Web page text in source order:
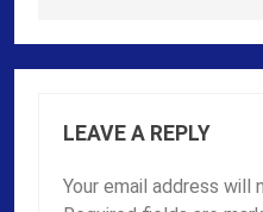
LEAVE A REPLY
Your email address will